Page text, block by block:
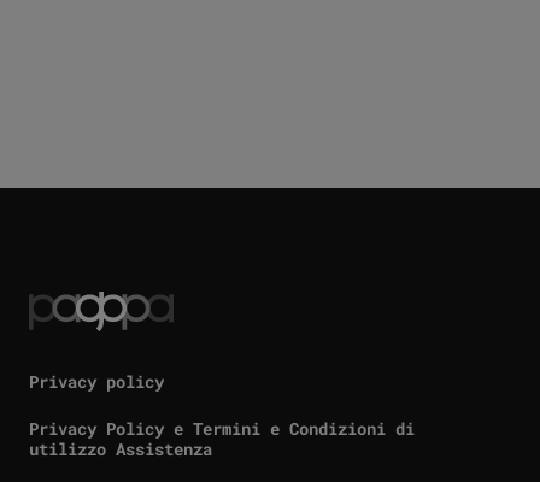
Privacy policy
Privacy Policy e Termini e Condizioni di
utilizzo Assistenza